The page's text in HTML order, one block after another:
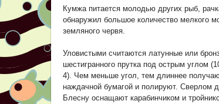
Кумжа питается молодью других рыб,
обнаружил большое количество мелкого
земляного червя.
Уловистыми считаются латунные или
шестигранного прутка под острым углом
4). Чем меньше угол, тем длиннее
наждачной бумагой и полируют. Сверлом
Блесну оснащают карабинчиком и